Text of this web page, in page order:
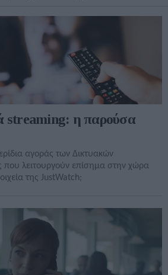
streaming: η παρούσα
αγοράς των Δικτυακών
λειτουργούν επίσημα στην χώρα
της JustWatch;